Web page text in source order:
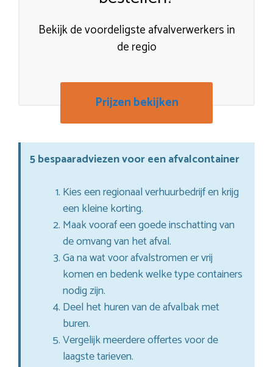
Bekijk de voordeligste afvalverwerkers in
de regio
Prijzen bekijken
5 bespaaradviezen voor een afvalcontainer
Kies een regionaal verhuurbedrijf en krijg
een kleine korting.
Maak vooraf een goede inschatting van
de omvang van het afval.
Ga na wat voor afvalstromen er vrij
komen en bedenk welke type containers
nodig zijn.
Deel het huren van de afvalbak met
buren.
Vergelijk meerdere offertes voor de
laagste tarieven.